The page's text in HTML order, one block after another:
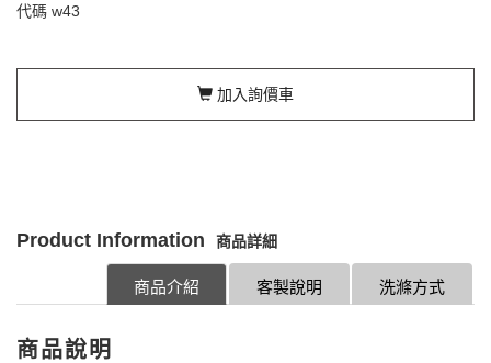
代碼 w43
加入詢價車
Product Information 商品詳細
洗滌方式
客製說明
商品介紹
商品說明